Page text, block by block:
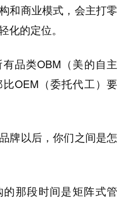
和商业模式，会主打零
化的定位。
品类OBM（美的自主
OEM（委托代工）要
牌以后，你们之间是怎
那段时间是矩阵式管